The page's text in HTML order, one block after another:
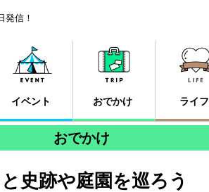
発信！
イベント おでかけ ライフ
おでかけ
史跡や庭園を巡ろう